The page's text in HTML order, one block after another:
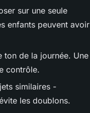
sur une seule
enfants peuvent avoir
ton de la journée. Une
contrôle.
similaires -
les doublons.